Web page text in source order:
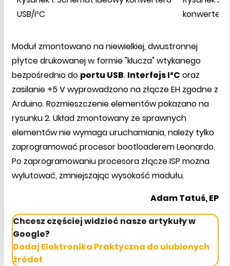
USB/I²C
konwertera
Moduł zmontowano na niewielkiej, dwustronnej
płytce drukowanej w formie "klucza" wtykanego
bezpośrednio do portu USB. Interfejs I²C oraz
zasilanie +5 V wyprowadzono na złącze EH zgodne z
Arduino. Rozmieszczenie elementów pokazano na
rysunku 2. Układ zmontowany ze sprawnych
elementów nie wymaga uruchamiania, należy tylko
zaprogramować procesor bootloaderem Leonardo.
Po zaprogramowaniu procesora złącze ISP można
wylutować, zmniejszając wysokość modułu.
Adam Tatuś, EP
Chcesz częściej widzieć nasze artykuły w
Google?
Dodaj Elektronika Praktyczna do ulubionych
źródeł